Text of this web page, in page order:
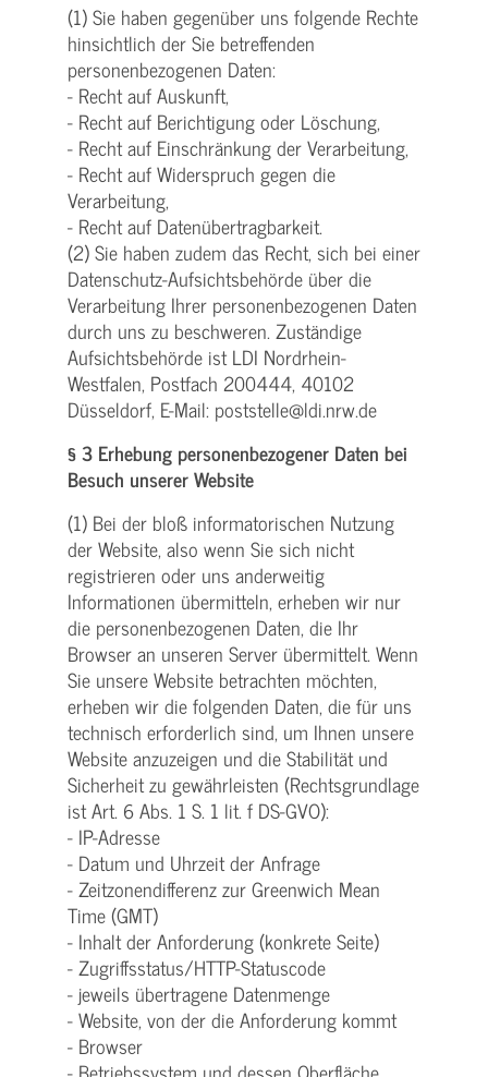
(1) Sie haben gegenüber uns folgende Rechte
hinsichtlich der Sie betreffenden
personenbezogenen Daten:
- Recht auf Auskunft,
- Recht auf Berichtigung oder Löschung,
- Recht auf Einschränkung der Verarbeitung,
- Recht auf Widerspruch gegen die
Verarbeitung,
- Recht auf Datenübertragbarkeit.
(2) Sie haben zudem das Recht, sich bei einer
Datenschutz-Aufsichtsbehörde über die
Verarbeitung Ihrer personenbezogenen Daten
durch uns zu beschweren. Zuständige
Aufsichtsbehörde ist LDI Nordrhein-
Westfalen, Postfach 200444, 40102
Düsseldorf, E-Mail: poststelle@ldi.nrw.de
§ 3 Erhebung personenbezogener Daten bei
Besuch unserer Website
(1) Bei der bloß informatorischen Nutzung
der Website, also wenn Sie sich nicht
registrieren oder uns anderweitig
Informationen übermitteln, erheben wir nur
die personenbezogenen Daten, die Ihr
Browser an unseren Server übermittelt. Wenn
Sie unsere Website betrachten möchten,
erheben wir die folgenden Daten, die für uns
technisch erforderlich sind, um Ihnen unsere
Website anzuzeigen und die Stabilität und
Sicherheit zu gewährleisten (Rechtsgrundlage
ist Art. 6 Abs. 1 S. 1 lit. f DS-GVO):
- IP-Adresse
- Datum und Uhrzeit der Anfrage
- Zeitzonendifferenz zur Greenwich Mean
Time (GMT)
- Inhalt der Anforderung (konkrete Seite)
- Zugriffsstatus/HTTP-Statuscode
- jeweils übertragene Datenmenge
- Website, von der die Anforderung kommt
- Browser